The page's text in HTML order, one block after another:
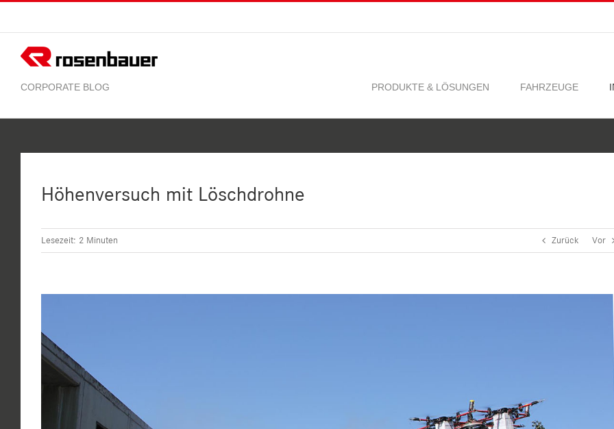
springen
PRODUKTE & LÖSUNGEN FAHRZEUGE
Höhenversuch mit Löschdrohne
Lesezeit: 2 Minuten Zurück Vor
Bild